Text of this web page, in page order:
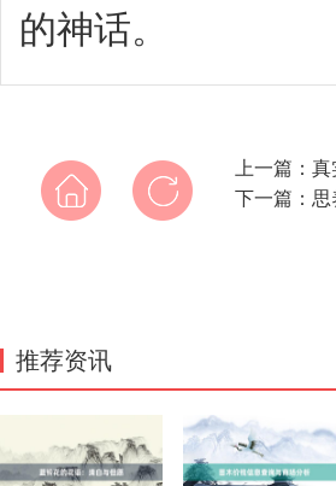
的神话。
上一篇： 真
下一篇： 思
推荐资讯